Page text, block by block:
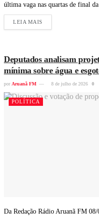
última vaga nas quartas de final da
LEIA MAIS
Deputados analisam
mínima sobre água e
por Aruanã FM 8 de julho de 2026 0
POLÍTICA
Da Redação Rádio Aruanã FM